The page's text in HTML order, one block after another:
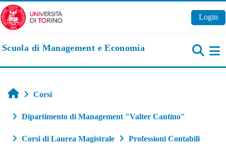
Vai al contenuto principale
Login
Scuola di Management e Economia
Home
Corsi
Dipartimento di Management "Valter Cantino"
Corsi di Laurea Magistrale Professioni Contabili